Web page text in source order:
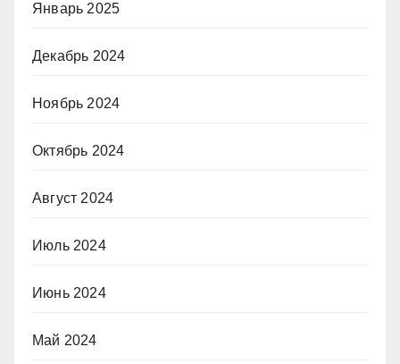
Январь 2025
Декабрь 2024
Ноябрь 2024
Октябрь 2024
Август 2024
Июль 2024
Июнь 2024
Май 2024